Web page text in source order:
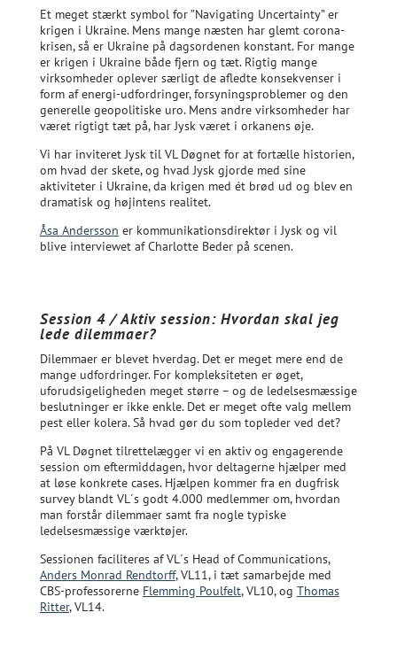
Et meget stærkt symbol for ”Navigating Uncertainty” er
krigen i Ukraine. Mens mange næsten har glemt corona-
krisen, så er Ukraine på dagsordenen konstant. For mange
er krigen i Ukraine både fjern og tæt. Rigtig mange
virksomheder oplever særligt de afledte konsekvenser i
form af energi-udfordringer, forsyningsproblemer og den
generelle geopolitiske uro. Mens andre virksomheder har
været rigtigt tæt på, har Jysk været i orkanens øje.
Vi har inviteret Jysk til VL Døgnet for at fortælle historien,
om hvad der skete, og hvad Jysk gjorde med sine
aktiviteter i Ukraine, da krigen med ét brød ud og blev en
dramatisk og højintens realitet.
Åsa Andersson er kommunikationsdirektør i Jysk og vil
blive interviewet af Charlotte Beder på scenen.
Session 4 / Aktiv session: Hvordan skal jeg
lede dilemmaer?
Dilemmaer er blevet hverdag. Det er meget mere end de
mange udfordringer. For kompleksiteten er øget,
uforudsigeligheden meget større – og de ledelsesmæssige
beslutninger er ikke enkle. Det er meget ofte valg mellem
pest eller kolera. Så hvad gør du som topleder ved det?
På VL Døgnet tilrettelægger vi en aktiv og engagerende
session om eftermiddagen, hvor deltagerne hjælper med
at løse konkrete cases. Hjælpen kommer fra en dugfrisk
survey blandt VL´s godt 4.000 medlemmer om, hvordan
man forstår dilemmaer samt fra nogle typiske
ledelsesmæssige værktøjer.
Sessionen faciliteres af VL´s Head of Communications,
Anders Monrad Rendtorff, VL11, i tæt samarbejde med
CBS-professorerne Flemming Poulfelt, VL10, og Thomas
Ritter, VL14.